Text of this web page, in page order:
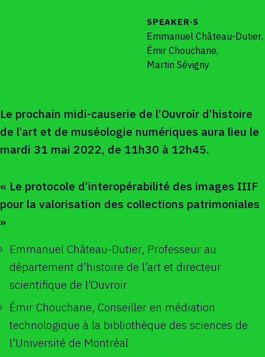
SPEAKER·S
Emmanuel Château-Dutier,
Émir Chouchane,
Martin Sévigny
Le prochain midi-causerie de l’Ouvroir d’histoire
de l’art et de muséologie numériques aura lieu le
mardi 31 mai 2022, de 11h30 à 12h45.
« Le protocole d’interopérabilité des images IIIF
pour la valorisation des collections patrimoniales
»
Emmanuel Château-Dutier, Professeur au
département d’histoire de l’art et directeur
scientifique de l’Ouvroir
Émir Chouchane, Conseiller en médiation
technologique à la bibliothèque des sciences de
l’Université de Montréal